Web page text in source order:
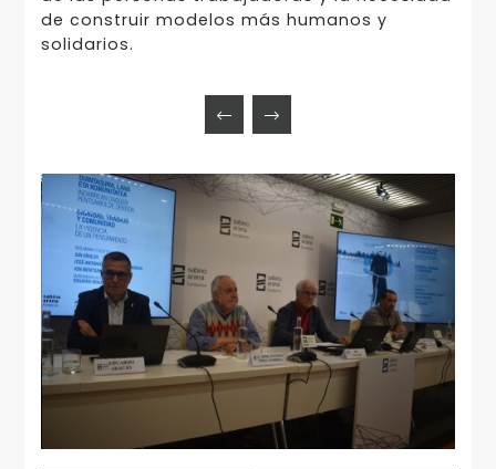
de construir modelos más humanos y
solidarios.